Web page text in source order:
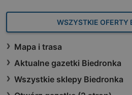
WSZYSTKIE OFERTY
Mapa i trasa
Aktualne gazetki Biedronka
Wszystkie sklepy Biedronka